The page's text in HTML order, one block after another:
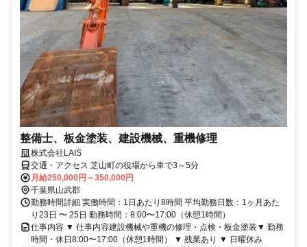
整備士、板金塗装、建設機械、重機修理
株式会社LAIS
交通・アクセス 芝山町の役場から車で3～5分
月給250,000円～350,000円
千葉県山武郡
勤務時間詳細 実働時間：1日あたり8時間 平均勤務日数：1ヶ月あた
り23日 〜 25日 勤務時間：8:00〜17:00（休憩1時間）
仕事内容 ▼ 仕事内容建設機械や重機の修理・点検・板金塗装▼ 勤務
時間・休日8:00〜17:00（休憩1時間） ▼ 残業あり ▼ 日曜休み